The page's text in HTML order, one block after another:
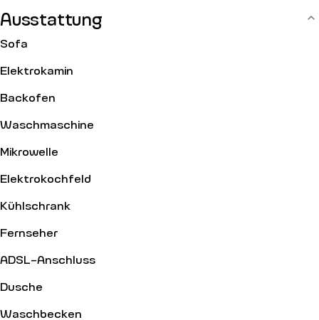
Ausstattung
Sofa
Elektrokamin
Backofen
Waschmaschine
Mikrowelle
Elektrokochfeld
Kühlschrank
Fernseher
ADSL-Anschluss
Dusche
Waschbecken